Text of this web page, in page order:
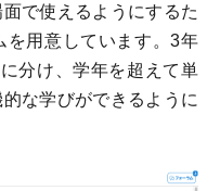
で使えるようにするた
を用意しています。3年
分け、学年を超えて単
な学びができるように